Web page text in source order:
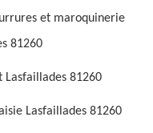
et maroquinerie
81260
81260
Lasfaillades 81260